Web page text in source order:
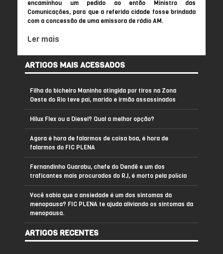
encaminhou um pedido ao então Ministro das
Comunicações, para que a referida cidade fosse brindada
com a concessão de uma emissora de rádio AM.
Ler mais
ARTIGOS MAIS ACESSADOS
Filha do bicheiro Maninho atingida por tiros na Zona
Oeste do Rio teve pai, marido e irmão assassinados
Hilux Flex ou a Diesel? Qual a melhor opção?
Agora é hora de falarmos de coisa boa, é hora de
falarmos do FIC PLENA
Fernandinho Guarabu, chefe do Dendê e um dos
traficantes mais procurados do RJ, é morto pela polícia
Você sabia que a ansiedade é um dos sintomas da
menopausa? FIC PLENA te ajuda aliviando os sintomas da
menopausa.
ARTIGOS RECENTES